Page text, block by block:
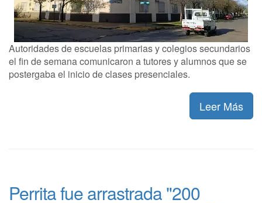
Autoridades de escuelas primarias y colegios secundarios
el fin de semana comunicaron a tutores y alumnos que se
postergaba el inicio de clases presenciales.
Leer Más
Perrita fue arrastrada "200